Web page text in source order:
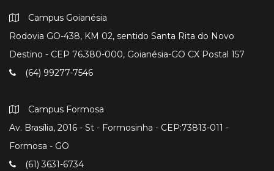
Campus Goianésia
Rodovia GO-438, KM 02, sentido Santa Rita do Novo
Destino - CEP 76.380-000, Goianésia-GO CX Postal 157
(64) 99277-7546
Campus Formosa
Av. Brasília, 2016 - St - Formosinha - CEP:73813-011 -
Formosa - GO
(61) 3631-6734